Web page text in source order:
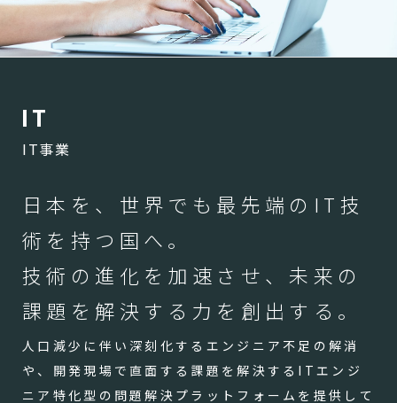
IT
IT事業
日本を、世界でも最先端のIT技
術を持つ国へ。
技術の進化を加速させ、未来の
課題を解決する力を創出する。
人口減少に伴い深刻化するエンジニア不足の解消
や、開発現場で直面する課題を解決するITエンジ
ニア特化型の問題解決プラットフォームを提供して